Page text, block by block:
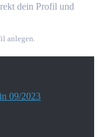
dein Profil und
anlegen.
09/2023